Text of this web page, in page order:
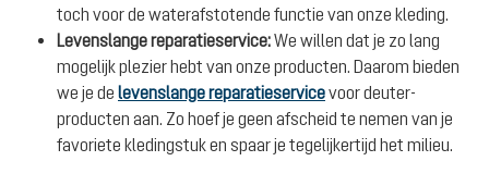
toch voor de waterafstotende functie van onze kleding.
Levenslange reparatieservice:We willen dat je zo lang
mogelijk plezier hebt van onze producten. Daarom bieden
we je de levenslange reparatieservicevoor deuter-
producten aan. Zo hoef je geen afscheid te nemen van je
favoriete kledingstuk en spaar je tegelijkertijd het milieu.